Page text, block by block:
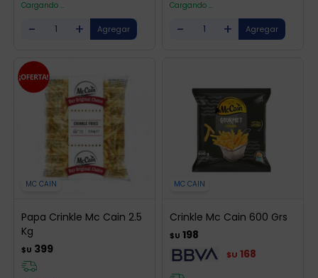
Cargando ...
- +
Cargando ...
- +
MC CAIN
Papa Crinkle Mc Cain 2.5
Kg
$U 399
MC CAIN
Crinkle Mc Cain 600 Grs
$U 198
$U 168